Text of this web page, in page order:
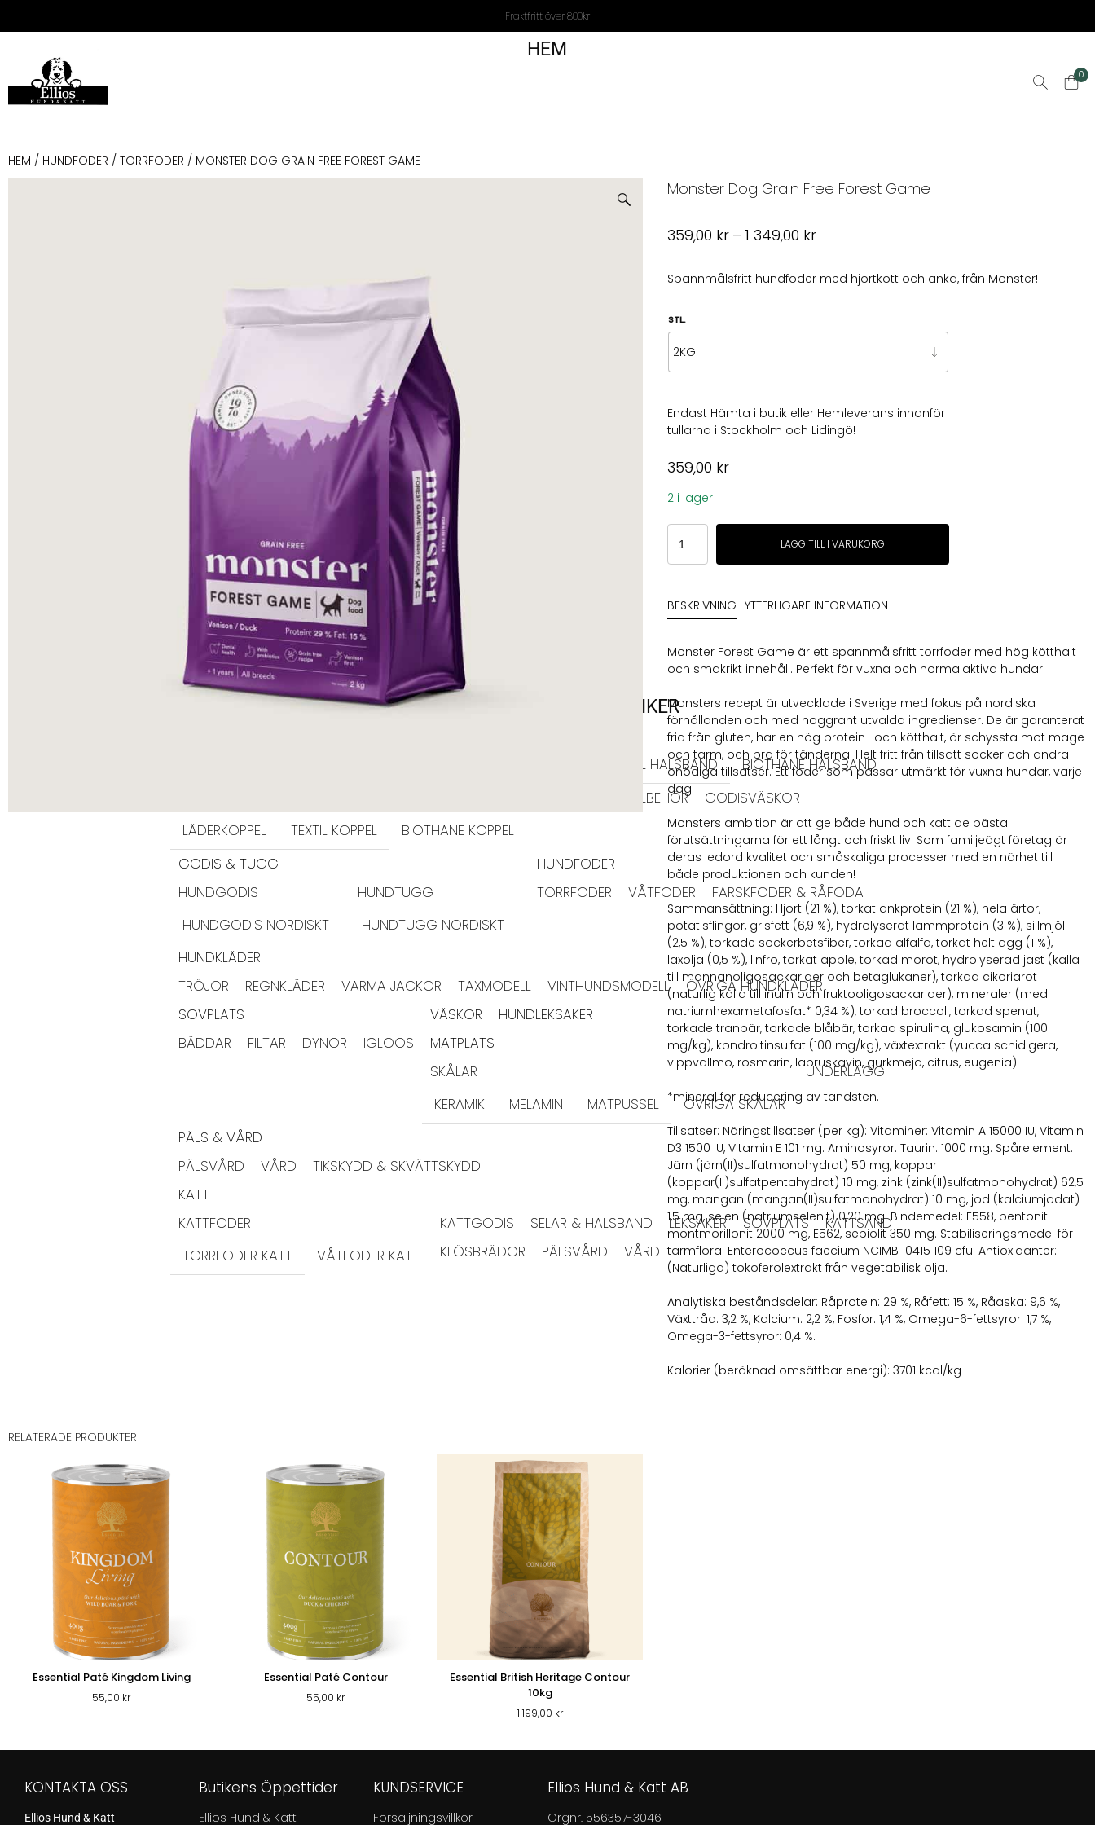
Fraktfritt över 800kr
HEM
SHOP
PROMENADEN
TEXTIL HALSBAND
BIOTHANE HALSBAND
LÄDERKOPPEL
TEXTIL KOPPEL BIOTHANE KOPPEL
BAJSPÅSAR & TILLBEHÖR GODISVÄSKOR
GODIS & TUGG
HUNDGODIS
HUNDGODIS NORDISKT
HUNDTUGG
HUNDTUGG NORDISKT
HUNDFODER
TORRFODER
VÅTFODER FÄRSKFODER & RÅFÖDA
HUNDKLÄDER
TRÖJOR
REGNKLÄDER VARMA JACKOR TAXMODELL VINTHUNDSMODELL
ÖVRIGA HUNDKLÄDER
SOVPLATS
BÄDDAR
FILTAR DYNOR IGLOOS
VÄSKOR
HUNDLEKSAKER
MATPLATS
SKÅLAR
KERAMIK
MELAMIN MATPUSSEL ÖVRIGA SKÅLAR
UNDERLÄGG
PÄLS & VÅRD
PÄLSVÅRD
VÅRD
TIKSKYDD & SKVÄTTSKYDD
KATT
KATTFODER
TORRFODER KATT
VÅTFODER KATT
KATTGODIS SELAR & HALSBAND LEKSAKER SOVPLATS
KATTSAND
KLÖSBRÄDOR
PÄLSVÅRD VÅRD
VARUMÄRKEN VÅRA BUTIKER
0
HEM / HUNDFODER / TORRFODER / MONSTER DOG GRAIN FREE FOREST GAME
Monster Dog Grain Free Forest Game
359,00 kr – 1 349,00 krPrisintervall:
till
Spannmålsfritt hundfoder med hjortkött och anka, från Monster!
STL.
Endast Hämta i butik eller Hemleverans innanför
tullarna i Stockholm och Lidingö!
359,00 kr
2 i lager
Monster
Dog
Grain
Forest
Game
LÄGG TILL I VARUKORG
BESKRIVNING YTTERLIGARE INFORMATION
Monster Forest Game är ett spannmålsfritt torrfoder med hög kötthalt
och smakrikt innehåll. Perfekt för vuxna och normalaktiva hundar!
Monsters recept är utvecklade i Sverige med fokus på nordiska
förhållanden och med noggrant utvalda ingredienser. De är garanterat
fria från gluten, har en hög protein- och kötthalt, är schyssta mot mage
och tarm, och bra för tänderna. Helt fritt från tillsatt socker och andra
onödiga tillsatser. Ett foder som passar utmärkt för vuxna hundar, varje
dag!
Monsters ambition är att ge både hund och katt de bästa
förutsättningarna för ett långt och friskt liv. Som familjeägt företag är
deras ledord kvalitet och småskaliga processer med en närhet till
både produktionen och kunden!
Sammansättning: Hjort (21 %), torkat ankprotein (21 %), hela ärtor,
potatisflingor, grisfett (6,9 %), hydrolyserat lammprotein (3 %), sillmjöl
(2,5 %), torkade sockerbetsfiber, torkad alfalfa, torkat helt ägg (1 %),
laxolja (0,5 %), linfrö, torkat äpple, torkad morot, hydrolyserad jäst (källa
till mannanoligosackarider och betaglukaner), torkad cikoriarot
(naturlig källa till inulin och fruktooligosackarider), mineraler (med
natriumhexametafosfat* 0,34 %), torkad broccoli, torkad spenat,
torkade tranbär, torkade blåbär, torkad spirulina, glukosamin (100
mg/kg), kondroitinsulfat (100 mg/kg), växtextrakt (yucca schidigera,
vippvallmo, rosmarin, labruskavin, gurkmeja, citrus, eugenia).
*mineral för reducering av tandsten.
Tillsatser: Näringstillsatser (per kg): Vitaminer: Vitamin A 15000 IU, Vitamin
D3 1500 IU, Vitamin E 101 mg. Aminosyror: Taurin: 1000 mg. Spårelement:
Järn (järn(II)sulfatmonohydrat) 50 mg, koppar
(koppar(II)sulfatpentahydrat) 10 mg, zink (zink(II)sulfatmonohydrat) 62,5
mg, mangan (mangan(II)sulfatmonohydrat) 10 mg, jod (kalciumjodat)
1,5 mg, selen (natriumselenit) 0,20 mg. Bindemedel: E558, bentonit-
montmorillonit 2000 mg, E562, sepiolit 350 mg. Stabiliseringsmedel för
tarmflora: Enterococcus faecium NCIMB 10415 109 cfu. Antioxidanter:
(Naturliga) tokoferolextrakt från vegetabilisk olja.
Analytiska beståndsdelar: Råprotein: 29 %, Råfett: 15 %, Råaska: 9,6 %,
Växttråd: 3,2 %, Kalcium: 2,2 %, Fosfor: 1,4 %, Omega-6-fettsyror: 1,7 %,
Omega-3-fettsyror: 0,4 %.
Kalorier (beräknad omsättbar energi): 3701 kcal/kg
RELATERADE PRODUKTER
Essential Paté Kingdom Living
55,00 kr
Essential Paté Contour
55,00 kr
Essential British Heritage Contour
10kg
1 199,00 kr
KONTAKTA OSS
Ellios Hund & Katt
Butikens Öppettider
Ellios Hund & Katt
KUNDSERVICE
Försäljningsvillkor
Ellios Hund & Katt AB
Orgnr. 556357-3046